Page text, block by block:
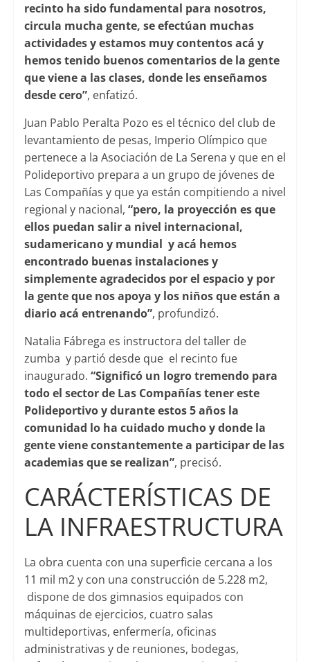
recinto ha sido fundamental para nosotros,
circula mucha gente, se efectúan muchas
actividades y estamos muy contentos acá y
hemos tenido buenos comentarios de la gente
que viene a las clases, donde les enseñamos
desde cero”, enfatizó.
Juan Pablo Peralta Pozo es el técnico del club de
levantamiento de pesas, Imperio Olímpico que
pertenece a la Asociación de La Serena y que en el
Polideportivo prepara a un grupo de jóvenes de
Las Compañías y que ya están compitiendo a nivel
regional y nacional, “pero, la proyección es que
ellos puedan salir a nivel internacional,
sudamericano y mundial y acá hemos
encontrado buenas instalaciones y
simplemente agradecidos por el espacio y por
la gente que nos apoya y los niños que están a
diario acá entrenando”, profundizó.
Natalia Fábrega es instructora del taller de
zumba y partió desde que el recinto fue
inaugurado. “Significó un logro tremendo para
todo el sector de Las Compañías tener este
Polideportivo y durante estos 5 años la
comunidad lo ha cuidado mucho y donde la
gente viene constantemente a participar de las
academias que se realizan”, precisó.
CARÁCTERÍSTICAS DE
LA INFRAESTRUCTURA
La obra cuenta con una superficie cercana a los
11 mil m2 y con una construcción de 5.228 m2,
dispone de dos gimnasios equipados con
máquinas de ejercicios, cuatro salas
multideportivas, enfermería, oficinas
administrativas y de reuniones, bodegas,